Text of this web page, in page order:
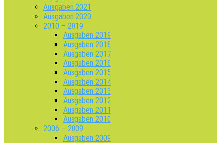
Ausgaben 2021
Ausgaben 2020
2010 – 2019
Ausgaben 2019
Ausgaben 2018
Ausgaben 2017
Ausgaben 2016
Ausgaben 2015
Ausgaben 2014
Ausgaben 2013
Ausgaben 2012
Ausgaben 2011
Ausgaben 2010
2006 – 2009
Ausgaben 2009